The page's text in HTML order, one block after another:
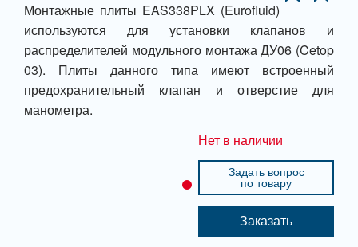
Монтажные плиты EAS338PLX (Eurofluid)
используются для установки клапанов и
распределителей модульного монтажа ДУ06 (Cetop
03). Плиты данного типа имеют встроенный
предохранительный клапан и отверстие для
манометра.
Нет в наличии
Задать вопрос
по товару
Заказать